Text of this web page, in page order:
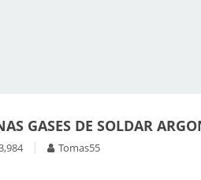
GASES DE SOLDAR
Tomas55